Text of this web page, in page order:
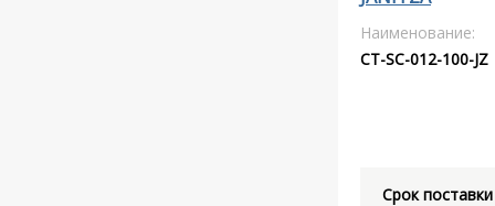
Наименование:
CT-SC-012-100-
Срок поставки